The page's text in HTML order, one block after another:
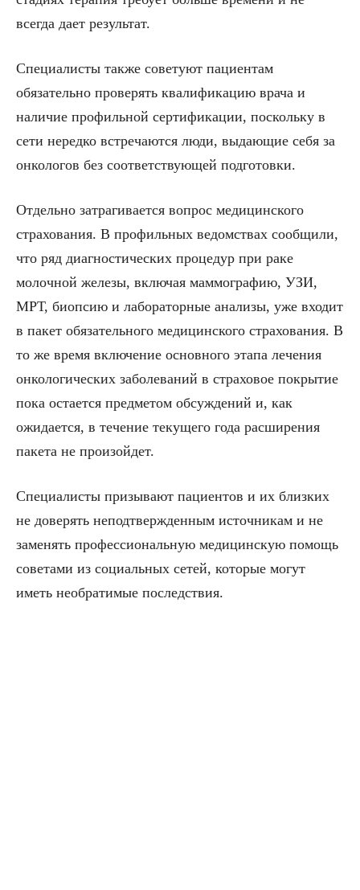
всегда дает результат.
Специалисты также советуют пациентам
обязательно проверять квалификацию врача и
наличие профильной сертификации, поскольку в
сети нередко встречаются люди, выдающие себя за
онкологов без соответствующей подготовки.
Отдельно затрагивается вопрос медицинского
страхования. В профильных ведомствах сообщили,
что ряд диагностических процедур при раке
молочной железы, включая маммографию, УЗИ,
МРТ, биопсию и лабораторные анализы, уже входит
в пакет обязательного медицинского страхования. В
то же время включение основного этапа лечения
онкологических заболеваний в страховое покрытие
пока остается предметом обсуждений и, как
ожидается, в течение текущего года расширения
пакета не произойдет.
Специалисты призывают пациентов и их близких
не доверять неподтвержденным источникам и не
заменять профессиональную медицинскую помощь
советами из социальных сетей, которые могут
иметь необратимые последствия.